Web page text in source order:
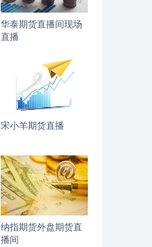
华泰期货直播间现场
直播
宋小羊期货直播
纳指期货外盘期货直
播间